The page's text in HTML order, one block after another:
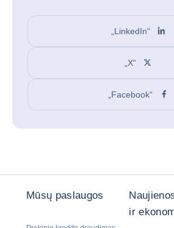
„LinkedIn“
„X“
„Facebook“
Mūsų paslaugos
ir